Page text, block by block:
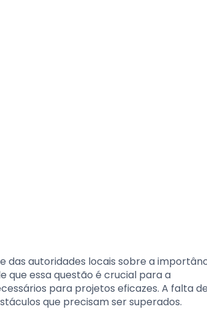
autoridades locais sobre a
que essa questão é crucial para a
para projetos eficazes. A falta
que precisam ser superados.